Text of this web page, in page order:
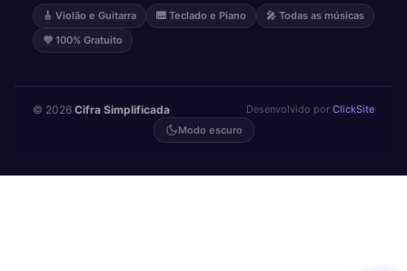
🎸 Violão e Guitarra 🎹 Teclado e Piano
🎤 Todas as músicas
💜 100% Gratuito
© 2026 Cifra Simplificada· Desenvolvido por ClickSite
Modo escuro